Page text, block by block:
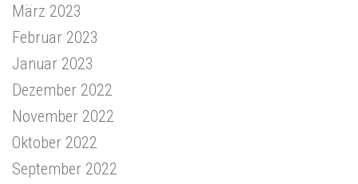
März 2023
Februar 2023
Januar 2023
Dezember 2022
November 2022
Oktober 2022
September 2022